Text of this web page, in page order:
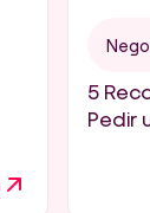
5
Pedir